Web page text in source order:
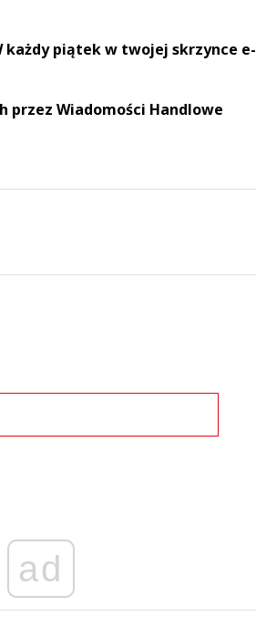
piątek w twojej skrzynce e-
przez Wiadomości Handlowe
ad